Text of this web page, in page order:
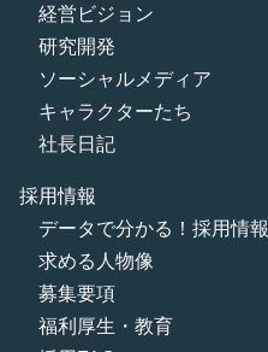
経営ビジョン
研究開発
ソーシャルメディア
キャラクターたち
社長日記
採用情報
データで分かる！採用情報
求める人物像
募集要項
福利厚生・教育